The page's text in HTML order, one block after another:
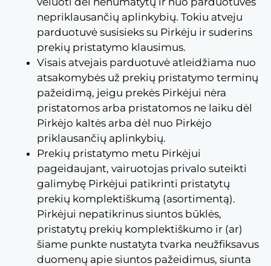
nepriklausančių aplinkybių. Tokiu atveju
parduotuvė susisieks su Pirkėju ir suderins
prekių pristatymo klausimus.
Visais atvejais parduotuvė atleidžiama nuo
atsakomybės už prekių pristatymo terminų
pažeidimą, jeigu prekės Pirkėjui nėra
pristatomos arba pristatomos ne laiku dėl
Pirkėjo kaltės arba dėl nuo Pirkėjo
priklausančių aplinkybių.
Prekių pristatymo metu Pirkėjui
pageidaujant, vairuotojas privalo suteikti
galimybę Pirkėjui patikrinti pristatytų
prekių komplektiškumą (asortimentą).
Pirkėjui nepatikrinus siuntos būklės,
pristatytų prekių komplektiškumo ir (ar)
šiame punkte nustatyta tvarka neužfiksavus
duomenų apie siuntos pažeidimus, siunta